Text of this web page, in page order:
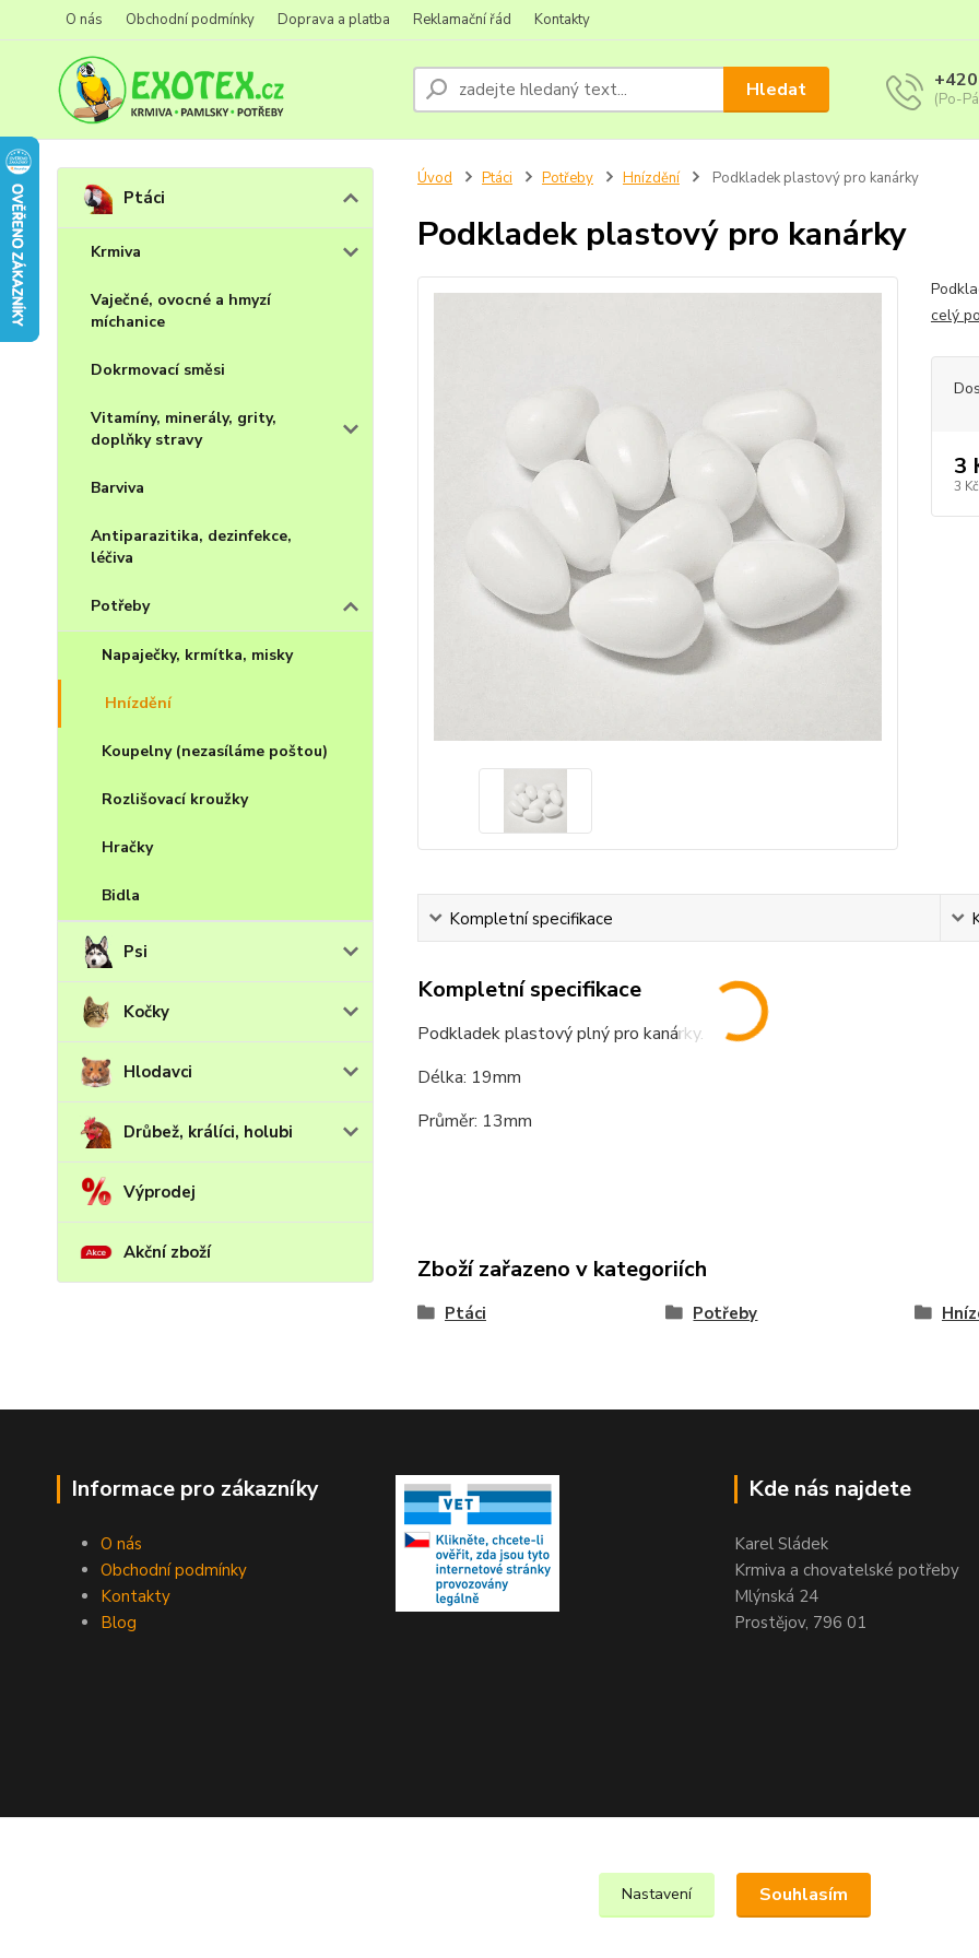
O nás Obchodní podmínky Doprava a platba Reklamační řád Kontakty
Hledat (Po-
Ptáci
Krmiva
Vaječné, ovocné a hmyzí
míchanice
Dokrmovací směsi
Vitamíny, minerály, grity,
doplňky stravy
Barviva
Antiparazitika, dezinfekce,
léčiva
Potřeby
Napaječky, krmítka, misky
Hnízdění
Koupelny (nezasíláme poštou)
Rozlišovací kroužky
Hračky
Bidla
Psi
Kočky
Hlodavci
Drůbež, králíci, holubi
Výprodej
Akční zboží
Úvod Ptáci Potřeby Hnízdění Podkladek plastový pro kanárky
Podkladek plastový pro kanárky
celý
3
3 Kč
Kompletní specifikace
Kompletní specifikace
Podkladek plastový plný pro kanárky.
Délka: 19mm
Průměr: 13mm
Zboží zařazeno v kategoriích
Ptáci Potřeby
Informace pro zákazníky
O nás
Obchodní podmínky
Kontakty
Blog
Kde nás najdete
Karel Sládek
Krmiva a chovatelské potřeby
Mlýnská 24
Prostějov, 796 01
Nastavení Souhlasím